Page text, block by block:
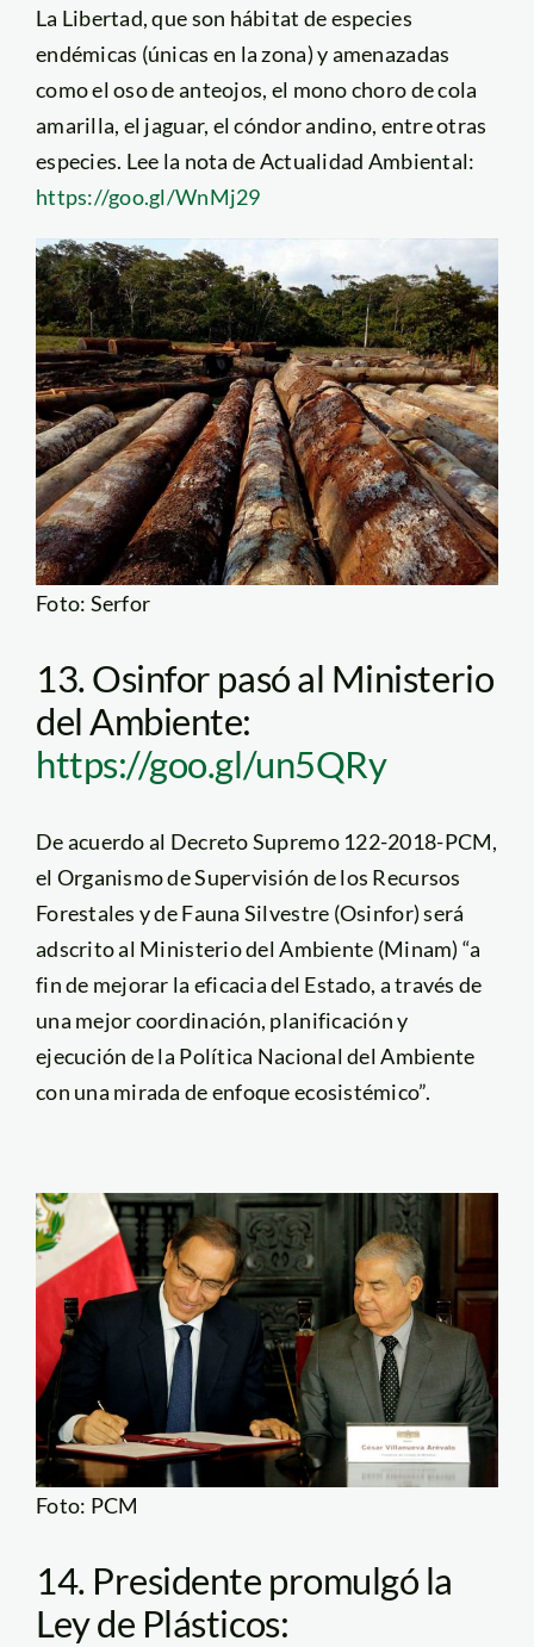
La Libertad, que son hábitat de especies
endémicas (únicas en la zona) y amenazadas
como el oso de anteojos, el mono choro de cola
amarilla, el jaguar, el cóndor andino, entre otras
especies. Lee la nota de Actualidad Ambiental:
https://goo.gl/WnMj29
Foto: Serfor
13. Osinfor pasó al Ministerio
del Ambiente:
https://goo.gl/un5QRy
De acuerdo al Decreto Supremo 122-2018-PCM,
el Organismo de Supervisión de los Recursos
Forestales y de Fauna Silvestre (Osinfor) será
adscrito al Ministerio del Ambiente (Minam) “a
fin de mejorar la eficacia del Estado, a través de
una mejor coordinación, planificación y
ejecución de la Política Nacional del Ambiente
con una mirada de enfoque ecosistémico”.
Foto: PCM
14. Presidente promulgó la
Ley de Plásticos: